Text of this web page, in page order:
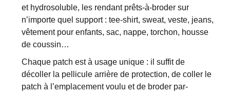
et hydrosoluble, les rendant prêts-à-broder sur
n’importe quel support : tee-shirt, sweat, veste, jeans,
vêtement pour enfants, sac, nappe, torchon, housse
de coussin…
Chaque patch est à usage unique : il suffit de
décoller la pellicule arrière de protection, de coller le
patch à l’emplacement voulu et de broder par-